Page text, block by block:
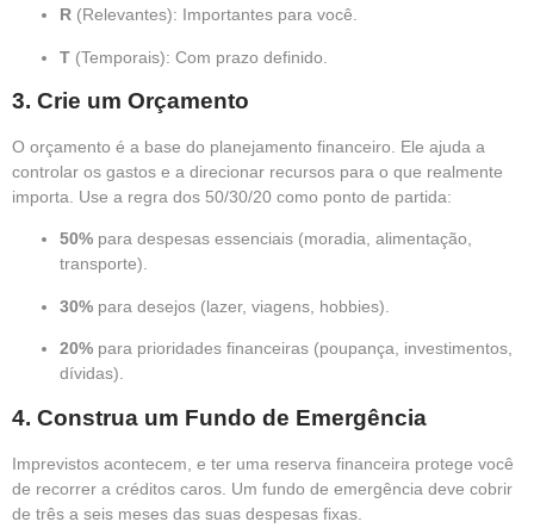
R (Relevantes): Importantes para você.
T (Temporais): Com prazo definido.
3. Crie um Orçamento
O orçamento é a base do planejamento financeiro. Ele ajuda a
controlar os gastos e a direcionar recursos para o que realmente
importa. Use a regra dos 50/30/20 como ponto de partida:
50% para despesas essenciais (moradia, alimentação,
transporte).
30% para desejos (lazer, viagens, hobbies).
20% para prioridades financeiras (poupança, investimentos,
dívidas).
4. Construa um Fundo de Emergência
Imprevistos acontecem, e ter uma reserva financeira protege você
de recorrer a créditos caros. Um fundo de emergência deve cobrir
de três a seis meses das suas despesas fixas.